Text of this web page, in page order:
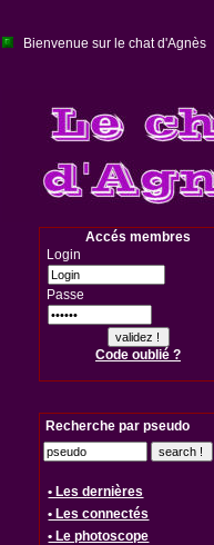
Bienvenue sur le chat d'Agnès
Accés membres
Login
Passe
Code oublié ?
Recherche par pseudo
• Les dernières
• Les connectés
• Le photoscope